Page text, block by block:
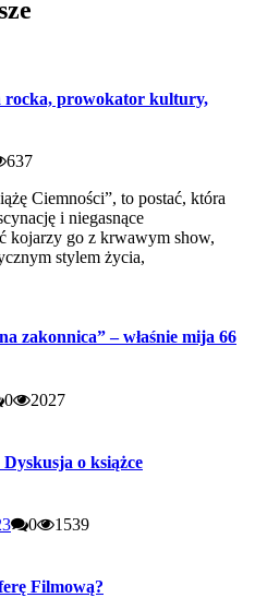
rocka, prowokator kultury,
637
Ciemności”, to postać, która
i niegasnące
kojarzy go z krwawym show,
stylem życia,
zakonnica” – właśnie mija 66
0 2027
o książce
0 1539
Filmową?